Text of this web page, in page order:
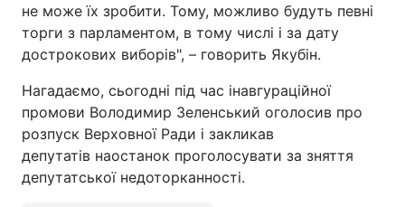
не може їх зробити. Тому, можливо будуть певні
торги з парламентом, в тому числі і за дату
дострокових виборів", – говорить Якубін.
Нагадаємо, сьогодні під час інавгураційної
промови Володимир Зеленський оголосив про
розпуск Верховної Ради і закликав
депутатів наостанок проголосувати за зняття
депутатської недоторканності.